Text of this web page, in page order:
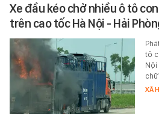
Xe đầu kéo chở nhiều ô tô
trên cao tốc Hà Nội - Hải
tô
Nội
XÃ